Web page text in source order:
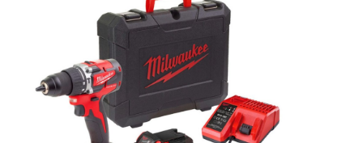
MARCAS
SERVICIOS